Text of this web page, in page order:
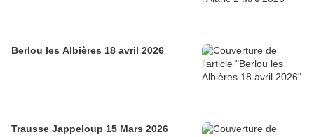
Berlou les Albières 18 avril 2026
Trausse Jappeloup 15 Mars 2026